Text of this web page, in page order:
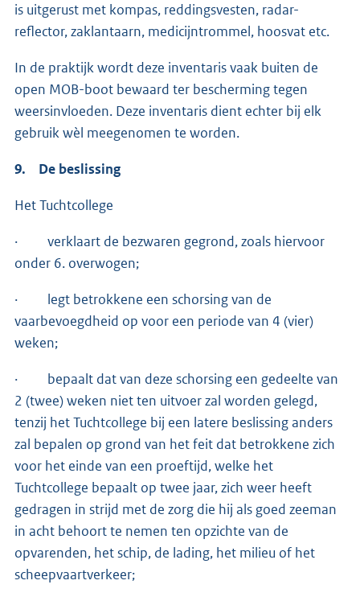
is uitgerust met kompas, reddingsvesten, radar-
reflector, zaklantaarn, medicijntrommel, hoosvat etc.
In de praktijk wordt deze inventaris vaak buiten de
open MOB-boot bewaard ter bescherming tegen
weersinvloeden. Deze inventaris dient echter bij elk
gebruik wèl meegenomen te worden.
9. De beslissing
Het Tuchtcollege
· verklaart de bezwaren gegrond, zoals hiervoor
onder 6. overwogen;
· legt betrokkene een schorsing van de
vaarbevoegdheid op voor een periode van 4 (vier)
weken;
· bepaalt dat van deze schorsing een gedeelte van
2 (twee) weken niet ten uitvoer zal worden gelegd,
tenzij het Tuchtcollege bij een latere beslissing anders
zal bepalen op grond van het feit dat betrokkene zich
voor het einde van een proeftijd, welke het
Tuchtcollege bepaalt op twee jaar, zich weer heeft
gedragen in strijd met de zorg die hij als goed zeeman
in acht behoort te nemen ten opzichte van de
opvarenden, het schip, de lading, het milieu of het
scheepvaartverkeer;